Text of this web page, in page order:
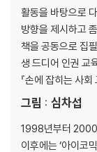
025 유대교, 기독교,
026 팔레스타인 분
027 같은 이슬람교
part2 경제
028 적은 용돈으로
029 물보다 다이아
030 기본적인 경제
031 친구 따라, 유
활동을 바탕으로
방향을 제시하고
책을 공동으로 집
생 드디어 인권 교
『손에 잡히는 사
그림 : 심차섭
1998년부터 2000
이후에는 ‘아이코